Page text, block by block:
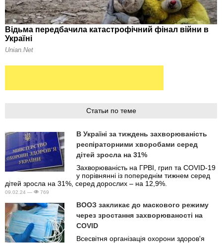
Статьи по теме
В Україні за тиждень захворюваність
респіраторними хворобами серед
дітей зросла на 31%
Захворюваність на ГРВІ, грип та COVID-19
у порівнянні із попереднім тижнем серед
дітей зросла на 31%, серед дорослих – на 12,9%.
09.02.24 — 769
ВООЗ закликає до маскового режиму
через зростання захворюваності на
COVID
Всесвітня організація охорони здоров'я